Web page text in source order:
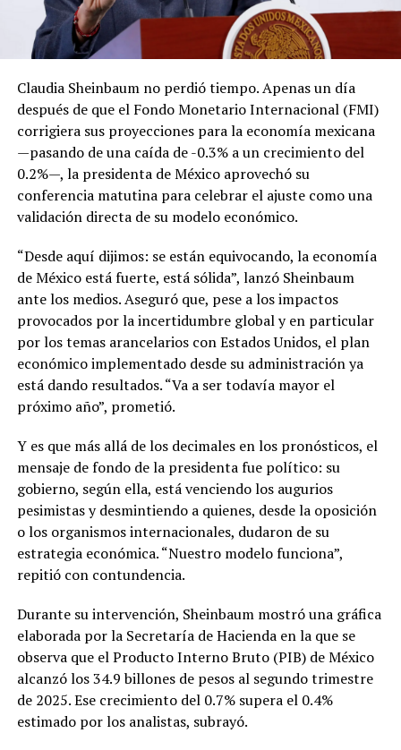
Claudia Sheinbaum no perdió tiempo. Apenas un día
después de que el Fondo Monetario Internacional (FMI)
corrigiera sus proyecciones para la economía mexicana
—pasando de una caída de -0.3% a un crecimiento del
0.2%—, la presidenta de México aprovechó su
conferencia matutina para celebrar el ajuste como una
validación directa de su modelo económico.
“Desde aquí dijimos: se están equivocando, la economía
de México está fuerte, está sólida”, lanzó Sheinbaum
ante los medios. Aseguró que, pese a los impactos
provocados por la incertidumbre global y en particular
por los temas arancelarios con Estados Unidos, el plan
económico implementado desde su administración ya
está dando resultados. “Va a ser todavía mayor el
próximo año”, prometió.
Y es que más allá de los decimales en los pronósticos, el
mensaje de fondo de la presidenta fue político: su
gobierno, según ella, está venciendo los augurios
pesimistas y desmintiendo a quienes, desde la oposición
o los organismos internacionales, dudaron de su
estrategia económica. “Nuestro modelo funciona”,
repitió con contundencia.
Durante su intervención, Sheinbaum mostró una gráfica
elaborada por la Secretaría de Hacienda en la que se
observa que el Producto Interno Bruto (PIB) de México
alcanzó los 34.9 billones de pesos al segundo trimestre
de 2025. Ese crecimiento del 0.7% supera el 0.4%
estimado por los analistas, subrayó.